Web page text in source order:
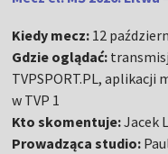
Kiedy mecz: 12
Gdzie oglądać:
TVPSPORT.PL, aplikacji
w TVP 1
Kto skomentuje:Jacek
Prowadząca studio: